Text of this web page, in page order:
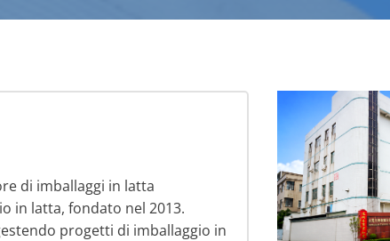
di imballaggi in latta
in latta, fondato nel 2013.
progetti di imballaggio in